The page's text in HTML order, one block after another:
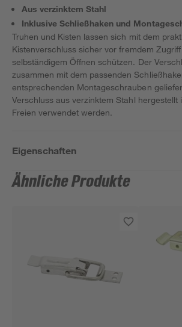
Aus verzinktem Stahl
Inklusive Schließhaken und
Truhen und Kisten lassen sich mit dem
Kistenverschluss sicher vor fremdem
selbständigem Öffnen schützen. Der
zusammen mit dem passenden
entsprechenden Montageschrauben
Verschluss aus verzinktem Stahl hergestellt
Freien verwendet werden.
Eigenschaften
Ähnliche Produkte